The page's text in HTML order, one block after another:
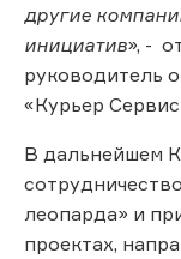
другие
инициатив», -
руководитель
«Курьер
В дальнейшем
леопарда» и
проектах,